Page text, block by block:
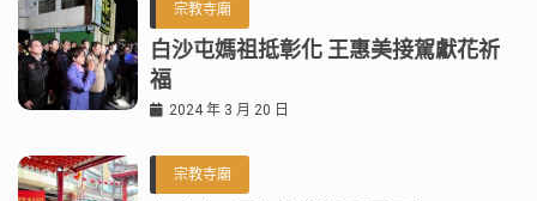
宗教寺廟
白沙屯媽祖抵彰化 王惠美接駕獻花祈
福
2024 年 3 月 20 日
宗教寺廟